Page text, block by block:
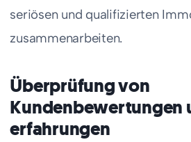
seriösen und qualifizierten
zusammenarbeiten.
Überprüfung von
Kundenbewertungen
erfahrungen